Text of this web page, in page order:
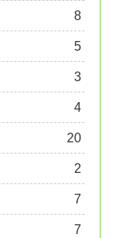
8
5
3
4
20
2
7
7